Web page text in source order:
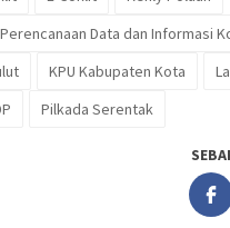
Data dan Informasi
KPU Kabupaten Kota
Pilkada Serentak